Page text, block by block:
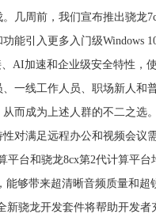
几周前，我们宣布推出骁龙
能引入更多入门级Windows
AI加速和企业级安全特性，
一线工作人员、职场新人和
而成为上述人群的不二之选
满足远程办公和视频会议
平台和骁龙8cx第2代计算平
能够带来超清晰音频质量和
新骁龙开发套件将帮助开发